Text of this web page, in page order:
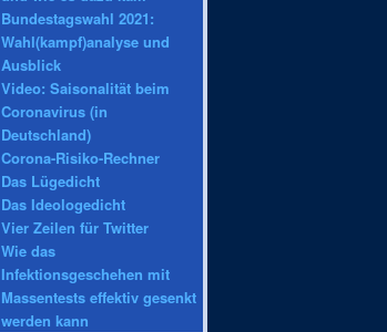
Bundestagswahl 2021:
Wahl(kampf)analyse und
Ausblick
Video: Saisonalität beim
Coronavirus (in
Deutschland)
Corona-Risiko-Rechner
Das Lügedicht
Das Ideologedicht
Vier Zeilen für Twitter
Wie das
Infektionsgeschehen mit
Massentests effektiv gesenkt
werden kann